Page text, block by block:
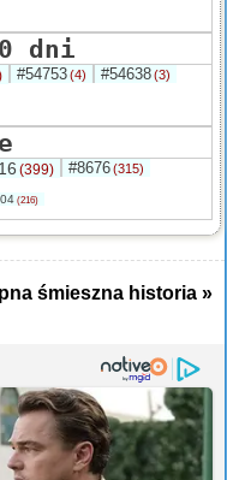
dni
#54753(4) #54638(3)
(399) #8676(315)
(216)
śmieszna historia »